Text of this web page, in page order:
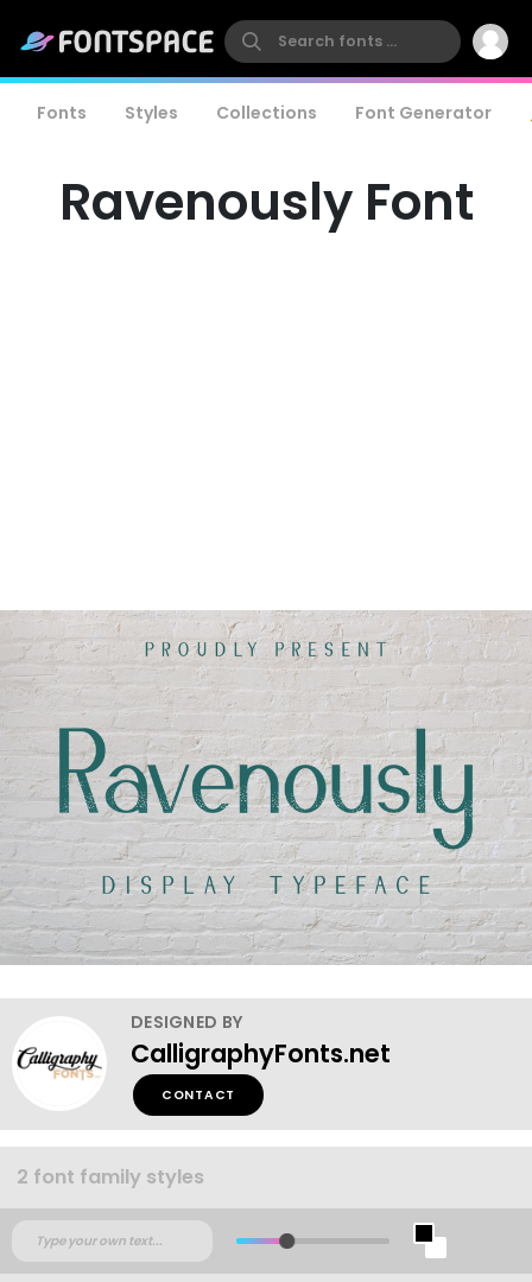
Fonts Styles Collections Font Generator
Ravenously Font
DESIGNED BY
CalligraphyFonts.net
CONTACT
2 font family styles